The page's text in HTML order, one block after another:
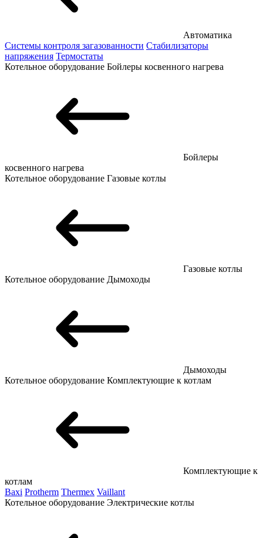
Автоматика
Системы контроля загазованности Стабилизаторы
напряжения Термостаты
Котельное оборудование Бойлеры косвенного нагрева
Бойлеры
косвенного нагрева
Котельное оборудование Газовые котлы
Газовые котлы
Котельное оборудование Дымоходы
Дымоходы
Котельное оборудование Комплектующие к котлам
Комплектующие к
котлам
Baxi Protherm Thermex Vaillant
Котельное оборудование Электрические котлы